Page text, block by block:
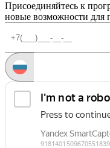
Присоединяйтесь к
новые возможности для
Запросить код
Уже есть аккаунт?Войти